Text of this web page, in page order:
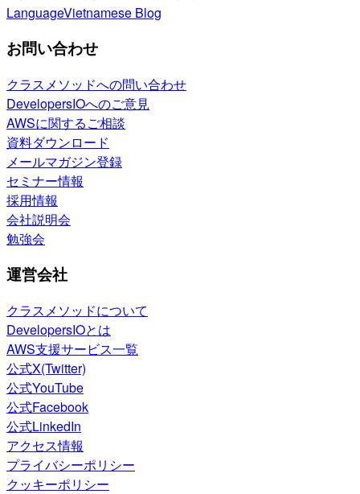
LanguageVietnamese Blog
お問い合わせ
クラスメソッドへの問い合わせ
DevelopersIOへのご意見
AWSに関するご相談
資料ダウンロード
メールマガジン登録
セミナー情報
採用情報
会社説明会
勉強会
運営会社
クラスメソッドについて
DevelopersIOとは
AWS支援サービス一覧
公式X(Twitter)
公式YouTube
公式Facebook
公式LinkedIn
アクセス情報
プライバシーポリシー
クッキーポリシー